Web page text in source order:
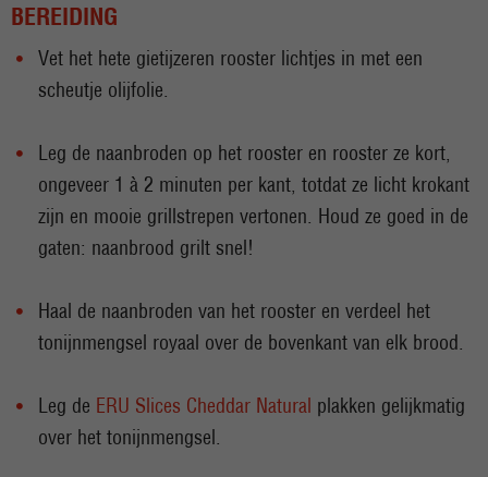
BEREIDING
Vet het hete gietijzeren rooster lichtjes in met een
scheutje olijfolie.
Leg de naanbroden op het rooster en rooster ze kort,
ongeveer 1 à 2 minuten per kant, totdat ze licht krokant
zijn en mooie grillstrepen vertonen. Houd ze goed in de
gaten: naanbrood grilt snel!
Haal de naanbroden van het rooster en verdeel het
tonijnmengsel royaal over de bovenkant van elk brood.
Leg de ERU Slices Cheddar Natural plakken gelijkmatig
over het tonijnmengsel.